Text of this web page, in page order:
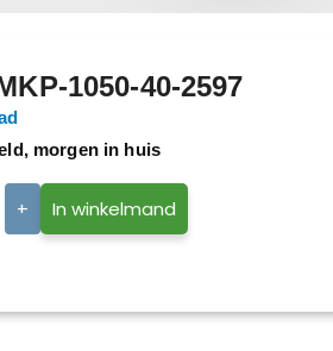
1050-40-2597
morgen in huis
+ In winkelmand